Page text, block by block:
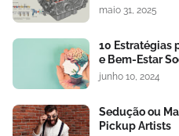
maio 31, 2025
10 Estratégias
e Bem-Estar
junho 10, 2024
Sedução ou
Pickup Artists